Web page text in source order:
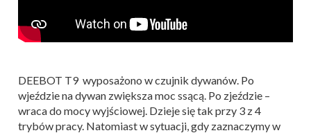
DEEBOT T9 wyposażono w czujnik dywanów. Po
wjeździe na dywan zwiększa moc ssącą. Po zjeździe –
wraca do mocy wyjściowej. Dzieje się tak przy 3 z 4
trybów pracy. Natomiast w sytuacji, gdy zaznaczymy w